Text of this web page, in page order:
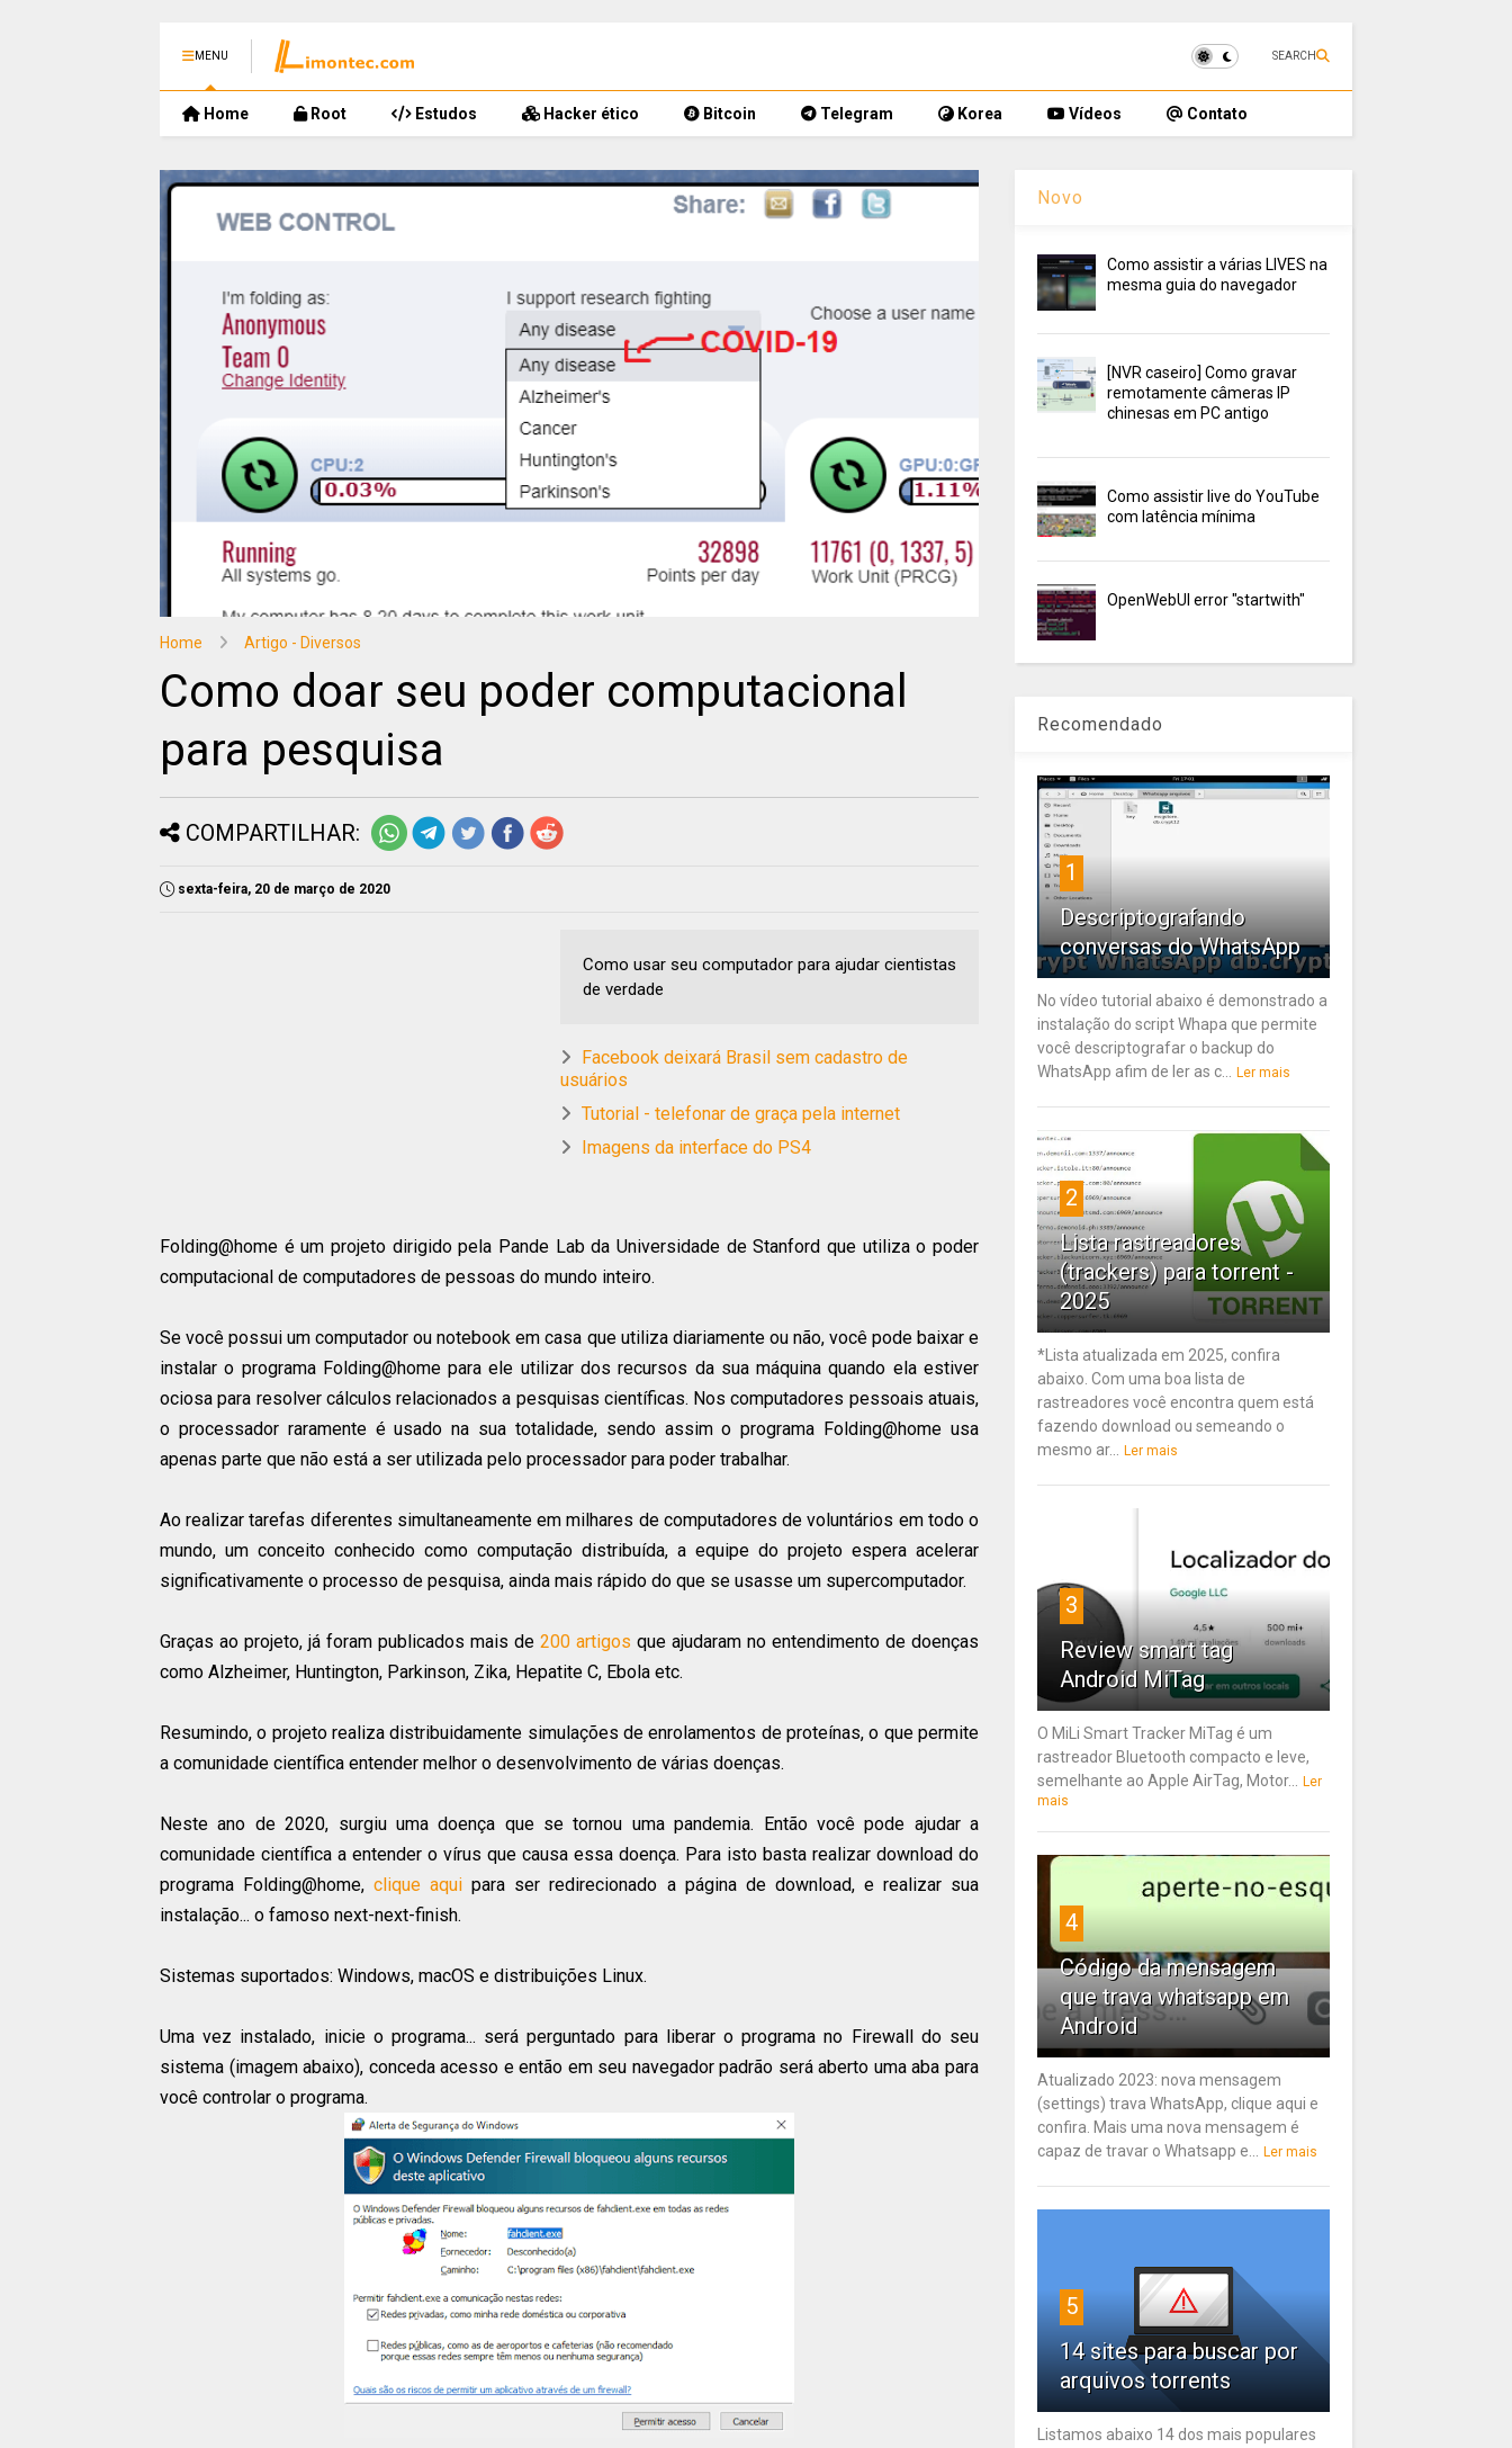
MENU SEARCH
Home Root Estudos Hacker ético Bitcoin Telegram Korea Vídeos Contato
Home Artigo - Diversos
Como doar seu poder computacional
para pesquisa
COMPARTILHAR:
sexta-feira, 20 de março de 2020
Como usar seu computador para ajudar cientistas
de verdade
Facebook deixará Brasil sem cadastro de
usuários
Tutorial - telefonar de graça pela internet
Imagens da interface do PS4
Folding@home é um projeto dirigido pela Pande Lab da Universidade de Stanford que utiliza o poder
computacional de computadores de pessoas do mundo inteiro.
Se você possui um computador ou notebook em casa que utiliza diariamente ou não, você pode baixar e
instalar o programa Folding@home para ele utilizar dos recursos da sua máquina quando ela estiver
ociosa para resolver cálculos relacionados a pesquisas científicas. Nos computadores pessoais atuais,
o processador raramente é usado na sua totalidade, sendo assim o programa Folding@home usa
apenas parte que não está a ser utilizada pelo processador para poder trabalhar.
Ao realizar tarefas diferentes simultaneamente em milhares de computadores de voluntários em todo o
mundo, um conceito conhecido como computação distribuída, a equipe do projeto espera acelerar
significativamente o processo de pesquisa, ainda mais rápido do que se usasse um supercomputador.
Graças ao projeto, já foram publicados mais de 200 artigos que ajudaram no entendimento de doenças
como Alzheimer, Huntington, Parkinson, Zika, Hepatite C, Ebola etc.
Resumindo, o projeto realiza distribuidamente simulações de enrolamentos de proteínas, o que permite
a comunidade científica entender melhor o desenvolvimento de várias doenças.
Neste ano de 2020, surgiu uma doença que se tornou uma pandemia. Então você pode ajudar a
comunidade científica a entender o vírus que causa essa doença. Para isto basta realizar download do
programa Folding@home,clique aqui para ser redirecionado a página de download, e realizar sua
instalação... o famoso next-next-finish.
Sistemas suportados: Windows, macOS e distribuições Linux.
Uma vez instalado, inicie o programa... será perguntado para liberar o programa no Firewall do seu
sistema (imagem abaixo), conceda acesso e então em seu navegador padrão será aberto uma aba para
você controlar o programa.
Novo
Como assistir a várias LIVES na
mesma guia do navegador
[NVR caseiro] Como gravar
remotamente câmeras IP
chinesas em PC antigo
Como assistir live do YouTube
com latência mínima
OpenWebUI error "startwith"
Recomendado
1
Descriptografando
conversas do WhatsApp
No vídeo tutorial abaixo é demonstrado a
instalação do script Whapa que permite
você descriptografar o backup do
WhatsApp afim de ler as c...
Ler mais
2
Lista rastreadores
(trackers) para torrent -
2025
*Lista atualizada em 2025, confira
abaixo. Com uma boa lista de
rastreadores você encontra quem está
fazendo download ou semeando o
mesmo ar...
Ler mais
3
Review smart tag
Android MiTag
O MiLi Smart Tracker MiTag é um
rastreador Bluetooth compacto e leve,
semelhante ao Apple AirTag, Motor...
Ler
mais
4
Código da mensagem
que trava whatsapp em
Android
Atualizado 2023: nova mensagem
(settings) trava WhatsApp, clique aqui e
confira. Mais uma nova mensagem é
capaz de travar o Whatsapp e...
Ler mais
5
14 sites para buscar por
arquivos torrents
Listamos abaixo 14 dos mais populares